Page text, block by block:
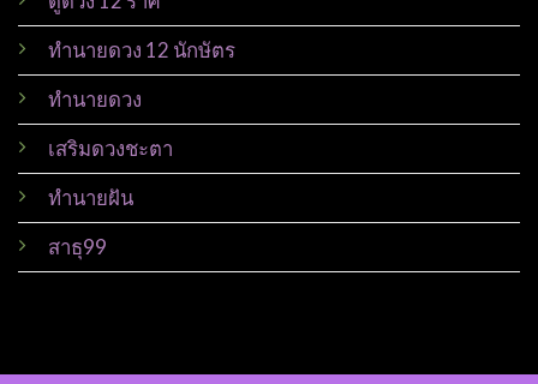
ทำนายดวง 12 นักษัตร
ทำนายดวง
เสริมดวงชะตา
ทำนายฝัน
สาธุ99